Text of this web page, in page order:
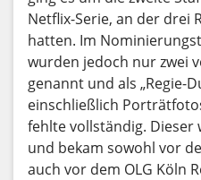
Netflix-Serie, an der drei
hatten. Im
wurden jedoch nur zwei
genannt und als „Regie-
einschließlich
fehlte vollständig. Dieser
und bekam sowohl vor
auch vor dem OLG Köln